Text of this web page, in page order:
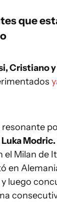
que
Cristiano
Luka Modric.
Milan de
en
luego